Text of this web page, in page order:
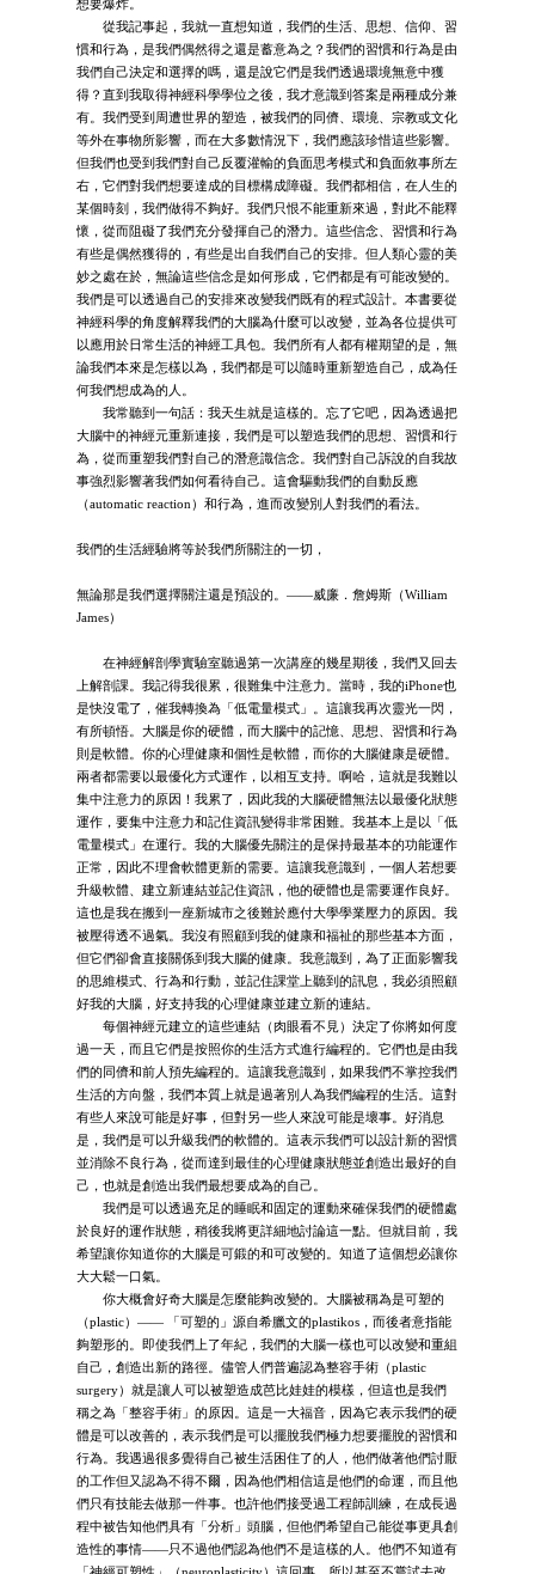
想要爆炸。
從我記事起，我就一直想知道，我們的生活、思想、信仰、習
慣和行為，是我們偶然得之還是蓄意為之？我們的習慣和行為是由
我們自己決定和選擇的嗎，還是說它們是我們透過環境無意中獲
得？直到我取得神經科學學位之後，我才意識到答案是兩種成分兼
有。我們受到周遭世界的塑造，被我們的同儕、環境、宗教或文化
等外在事物所影響，而在大多數情況下，我們應該珍惜這些影響。
但我們也受到我們對自己反覆灌輸的負面思考模式和負面敘事所左
右，它們對我們想要達成的目標構成障礙。我們都相信，在人生的
某個時刻，我們做得不夠好。我們只恨不能重新來過，對此不能釋
懷，從而阻礙了我們充分發揮自己的潛力。這些信念、習慣和行為
有些是偶然獲得的，有些是出自我們自己的安排。但人類心靈的美
妙之處在於，無論這些信念是如何形成，它們都是有可能改變的。
我們是可以透過自己的安排來改變我們既有的程式設計。本書要從
神經科學的角度解釋我們的大腦為什麼可以改變，並為各位提供可
以應用於日常生活的神經工具包。我們所有人都有權期望的是，無
論我們本來是怎樣以為，我們都是可以隨時重新塑造自己，成為任
何我們想成為的人。
我常聽到一句話：我天生就是這樣的。忘了它吧，因為透過把
大腦中的神經元重新連接，我們是可以塑造我們的思想、習慣和行
為，從而重塑我們對自己的潛意識信念。我們對自己訴說的自我故
事強烈影響著我們如何看待自己。這會驅動我們的自動反應
（automatic reaction）和行為，進而改變別人對我們的看法。
我們的生活經驗將等於我們所關注的一切，
無論那是我們選擇關注還是預設的。——威廉．詹姆斯（William
James）
在神經解剖學實驗室聽過第一次講座的幾星期後，我們又回去
上解剖課。我記得我很累，很難集中注意力。當時，我的iPhone也
是快沒電了，催我轉換為「低電量模式」。這讓我再次靈光一閃，
有所頓悟。大腦是你的硬體，而大腦中的記憶、思想、習慣和行為
則是軟體。你的心理健康和個性是軟體，而你的大腦健康是硬體。
兩者都需要以最優化方式運作，以相互支持。啊哈，這就是我難以
集中注意力的原因！我累了，因此我的大腦硬體無法以最優化狀態
運作，要集中注意力和記住資訊變得非常困難。我基本上是以「低
電量模式」在運行。我的大腦優先關注的是保持最基本的功能運作
正常，因此不理會軟體更新的需要。這讓我意識到，一個人若想要
升級軟體、建立新連結並記住資訊，他的硬體也是需要運作良好。
這也是我在搬到一座新城市之後難於應付大學學業壓力的原因。我
被壓得透不過氣。我沒有照顧到我的健康和福祉的那些基本方面，
但它們卻會直接關係到我大腦的健康。我意識到，為了正面影響我
的思維模式、行為和行動，並記住課堂上聽到的訊息，我必須照顧
好我的大腦，好支持我的心理健康並建立新的連結。
每個神經元建立的這些連結（肉眼看不見）決定了你將如何度
過一天，而且它們是按照你的生活方式進行編程的。它們也是由我
們的同儕和前人預先編程的。這讓我意識到，如果我們不掌控我們
生活的方向盤，我們本質上就是過著別人為我們編程的生活。這對
有些人來說可能是好事，但對另一些人來說可能是壞事。好消息
是，我們是可以升級我們的軟體的。這表示我們可以設計新的習慣
並消除不良行為，從而達到最佳的心理健康狀態並創造出最好的自
己，也就是創造出我們最想要成為的自己。
我們是可以透過充足的睡眠和固定的運動來確保我們的硬體處
於良好的運作狀態，稍後我將更詳細地討論這一點。但就目前，我
希望讓你知道你的大腦是可鍛的和可改變的。知道了這個想必讓你
大大鬆一口氣。
你大概會好奇大腦是怎麼能夠改變的。大腦被稱為是可塑的
（plastic）—— 「可塑的」源自希臘文的plastikos，而後者意指能
夠塑形的。即使我們上了年紀，我們的大腦一樣也可以改變和重組
自己，創造出新的路徑。儘管人們普遍認為整容手術（plastic
surgery）就是讓人可以被塑造成芭比娃娃的模樣，但這也是我們
稱之為「整容手術」的原因。這是一大福音，因為它表示我們的硬
體是可以改善的，表示我們是可以擺脫我們極力想要擺脫的習慣和
行為。我遇過很多覺得自己被生活困住了的人，他們做著他們討厭
的工作但又認為不得不爾，因為他們相信這是他們的命運，而且他
們只有技能去做那一件事。也許他們接受過工程師訓練，在成長過
程中被告知他們具有「分析」頭腦，但他們希望自己能從事更具創
造性的事情——只不過他們認為他們不是這樣的人。他們不知道有